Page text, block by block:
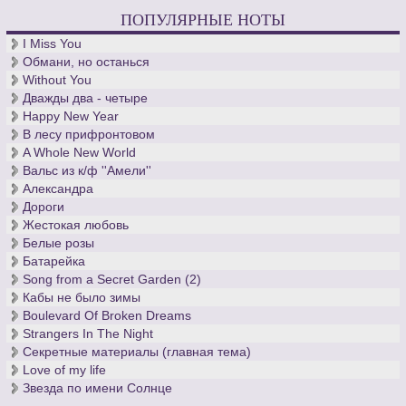
ПОПУЛЯРНЫЕ НОТЫ
I Miss You
Обмани, но останься
Without You
Дважды два - четыре
Happy New Year
В лесу прифронтовом
A Whole New World
Вальс из к/ф ''Амели''
Александра
Дороги
Жестокая любовь
Белые розы
Батарейка
Song from a Secret Garden (2)
Кабы не было зимы
Boulevard Of Broken Dreams
Strangers In The Night
Секретные материалы (главная тема)
Love of my life
Звезда по имени Солнце